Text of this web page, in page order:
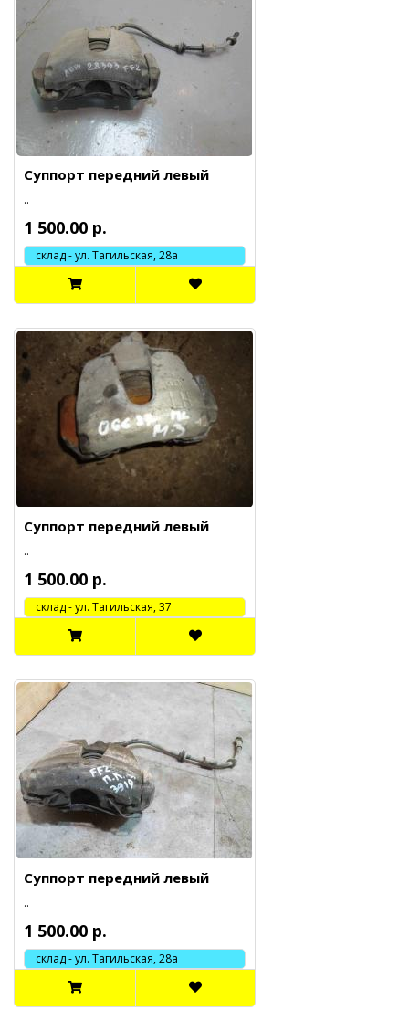
Суппорт передний левый
..
1 500.00 р.
склад - ул. Тагильская, 28а
Суппорт передний левый
..
1 500.00 р.
cклад - ул. Тагильская, 37
Суппорт передний левый
..
1 500.00 р.
склад - ул. Тагильская, 28а